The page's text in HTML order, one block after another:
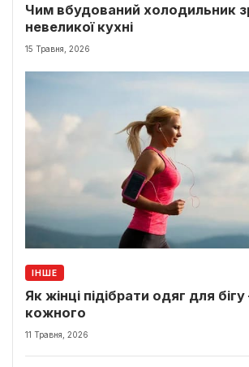
Чим вбудований холодильник
невеликої кухні
15 Травня, 2026
ІНШЕ
Як жінці підібрати одяг для
кожного
11 Травня, 2026